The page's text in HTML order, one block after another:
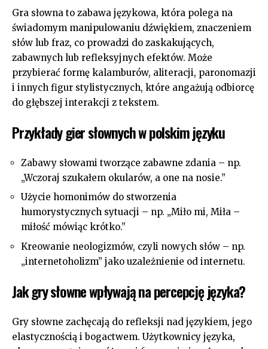
Gra słowna to zabawa językowa, która polega na
świadomym manipulowaniu dźwiękiem, znaczeniem
słów lub fraz, co prowadzi do zaskakujących,
zabawnych lub refleksyjnych efektów. Może
przybierać formę kalamburów, aliteracji, paronomazji
i innych figur stylistycznych, które angażują odbiorcę
do głębszej interakcji z tekstem.
Przykłady gier słownych w polskim języku
Zabawy słowami tworzące zabawne zdania – np.
„Wczoraj szukałem okularów, a one na nosie.”
Użycie homonimów do stworzenia
humorystycznych sytuacji – np. „Miło mi, Miła –
miłość mówiąc krótko.”
Kreowanie neologizmów, czyli nowych słów – np.
„internetoholizm” jako uzależnienie od internetu.
Jak gry słowne wpływają na percepcję języka?
Gry słowne zachęcają do refleksji nad językiem, jego
elastycznością i bogactwem. Użytkownicy języka,